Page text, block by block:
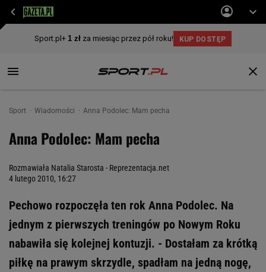
Sport Wiadomości Anna Podolec: Mam pecha
Anna Podolec: Mam pecha
Rozmawiała Natalia Starosta - Reprezentacja.net
4 lutego 2010, 16:27
Pechowo rozpoczęła ten rok Anna Podolec. Na
jednym z pierwszych treningów po Nowym Roku
nabawiła się kolejnej kontuzji. - Dostałam za krótką
piłkę na prawym skrzydle, spadłam na jedną nogę,